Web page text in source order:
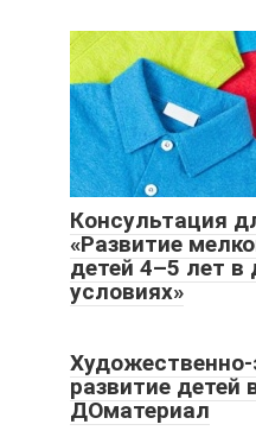
Консультация
«Развитие
детей 4–5 лет
условиях»
Художественно-
развитие детей
ДОматериал